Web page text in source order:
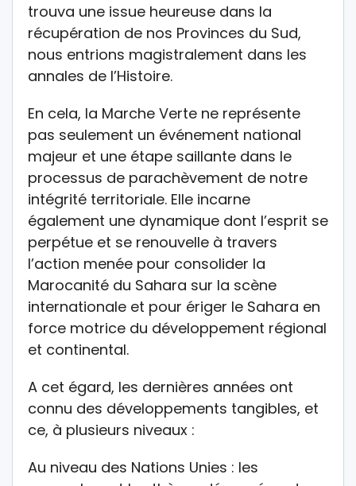
trouva une issue heureuse dans la
récupération de nos Provinces du Sud,
nous entrions magistralement dans les
annales de l’Histoire.
En cela, la Marche Verte ne représente
pas seulement un événement national
majeur et une étape saillante dans le
processus de parachèvement de notre
intégrité territoriale. Elle incarne
également une dynamique dont l’esprit se
perpétue et se renouvelle à travers
l’action menée pour consolider la
Marocanité du Sahara sur la scène
internationale et pour ériger le Sahara en
force motrice du développement régional
et continental.
A cet égard, les dernières années ont
connu des développements tangibles, et
ce, à plusieurs niveaux :
Au niveau des Nations Unies : les